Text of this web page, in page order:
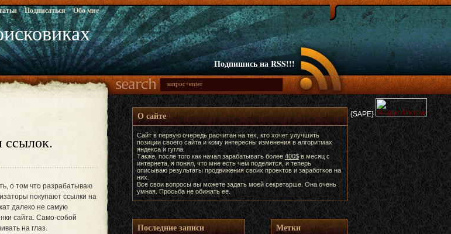
Подписаться Обо мне
Подпишись на RSS!!!
ссылок.
о том что разрабатываю
покупают ссылки на
далеко не самую
сайта. Само-собой
на глаз.
О сайте
Сайт в первую очередь расчитан на тех, кто хочет улучшить
позиции своего сайта и кому интересны изменения в алгоритмах
яндекса и гугла.
Также, после того как начал зарабатывать более400$ в месяц с
интернета, я понял, что мне есть чем поделится, и теперь
описываю результаты продвижения своих проектов и заработков на
них.
Все свои вопросы вы можете задать моей секретарше. Она очень
умная. Просьба не обижать ее.
Последние записи Метки
{SAPE}